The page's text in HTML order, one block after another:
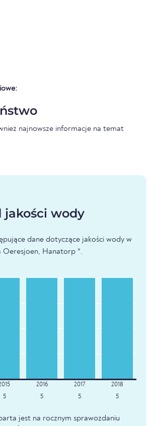
najnowsze informacje na temat
jakości wody
dane dotyczące jakości wody w
Oeresjoen, Hanatorp *.
5 5 5 5
jest na rocznym sprawozdaniu